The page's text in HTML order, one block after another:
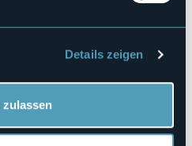
Details zeigen
zulassen